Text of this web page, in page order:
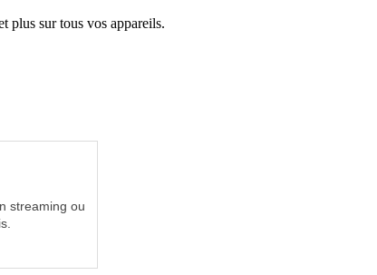
plus sur tous vos appareils.
streaming ou